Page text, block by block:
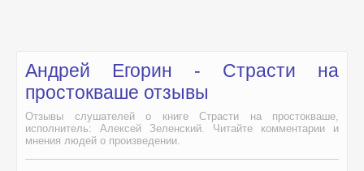
Андрей Егорин - Страсти на
простокваше отзывы
Отзывы слушателей о книге Страсти на простокваше,
исполнитель: Алексей Зеленский. Читайте комментарии и
мнения людей о произведении.